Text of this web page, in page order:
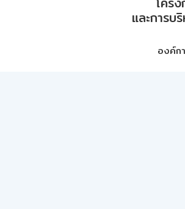
และการบ
องค์ก